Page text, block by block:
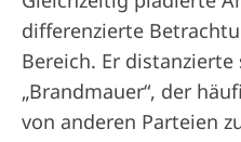
differenzierte
Bereich. Er
„Brandmauer“, der
von anderen Parteien